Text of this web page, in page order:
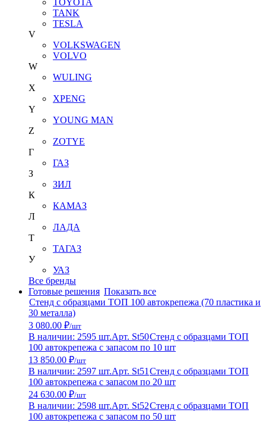
TANK
TESLA
V
VOLKSWAGEN
VOLVO
W
WULING
X
XPENG
Y
YOUNG MAN
Z
ZOTYE
Г
ГАЗ
З
ЗИЛ
К
КАМАЗ
Л
ЛАДА
Т
ТАГАЗ
У
УАЗ
Все бренды
Готовые решения Показать все
Стенд с образцами ТОП 100 автокрепежа (70 пластика и
30 металла)
3 080.00 ₽/шт
В наличии: 2595 шт.Арт. St50Стенд с образцами ТОП
100 автокрепежа с запасом по 10 шт
13 850.00 ₽/шт
В наличии: 2597 шт.Арт. St51 Стенд с образцами ТОП
100 автокрепежа с запасом по 20 шт
24 630.00 ₽/шт
В наличии: 2598 шт.Арт. St52Стенд с образцами ТОП
100 автокрепежа с запасом по 50 шт